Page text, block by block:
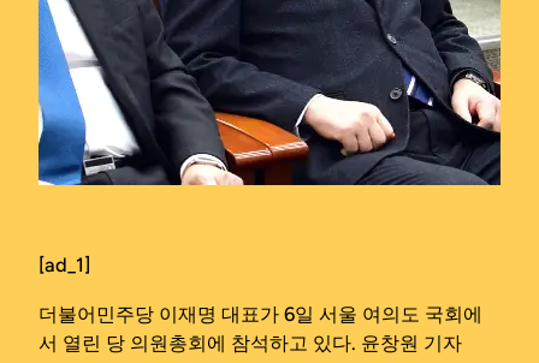
[ad_1]
더불어민주당 이재명 대표가 6일 서울 여의도 국회에
서 열린 당 의원총회에 참석하고 있다. 윤창원 기자